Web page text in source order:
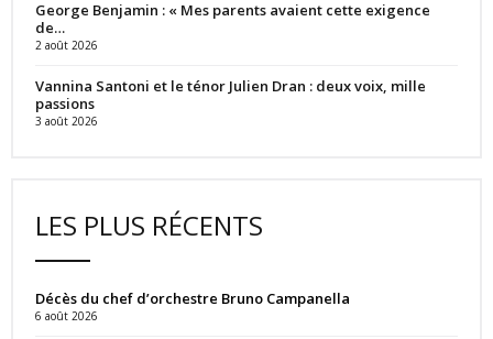
George Benjamin : « Mes parents avaient cette exigence
de…
2 août 2026
Vannina Santoni et le ténor Julien Dran : deux voix, mille
passions
3 août 2026
LES PLUS RÉCENTS
Décès du chef d’orchestre Bruno Campanella
6 août 2026